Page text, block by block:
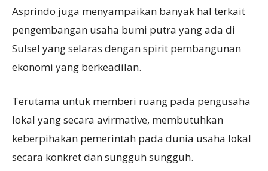
Asprindo juga menyampaikan banyak hal terkait
pengembangan usaha bumi putra yang ada di
Sulsel yang selaras dengan spirit pembangunan
ekonomi yang berkeadilan.
Terutama untuk memberi ruang pada pengusaha
lokal yang secara avirmative, membutuhkan
keberpihakan pemerintah pada dunia usaha lokal
secara konkret dan sungguh sungguh.